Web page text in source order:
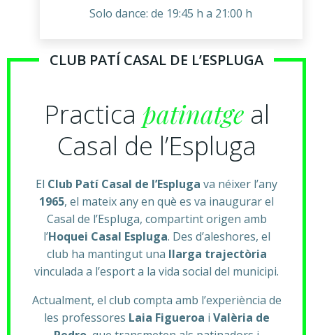
Solo dance: de 19:45 h a 21:00 h
CLUB PATÍ CASAL DE L’ESPLUGA
Practica patinatge al
Casal de l’Espluga
El Club Patí Casal de l’Espluga va néixer l’any
1965, el mateix any en què es va inaugurar el
Casal de l’Espluga, compartint origen amb
l’Hoquei Casal Espluga. Des d’aleshores, el
club ha mantingut una llarga trajectòria
vinculada a l’esport a la vida social del municipi.
Actualment, el club compta amb l’experiència de
les professores Laia Figueroa i Valèria de